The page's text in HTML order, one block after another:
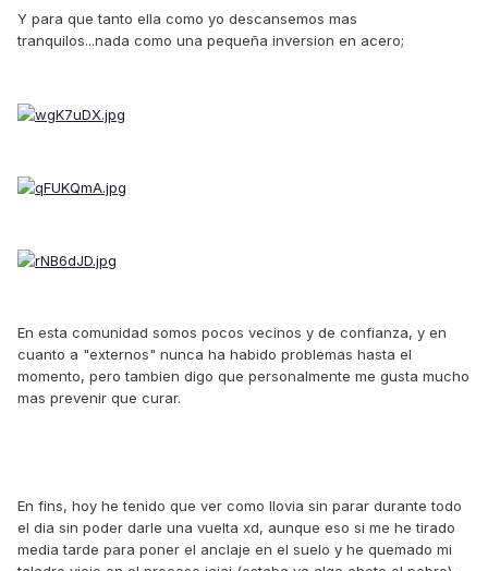
Y para que tanto ella como yo descansemos mas
tranquilos...nada como una pequeña inversion en acero;
En esta comunidad somos pocos vecinos y de confianza, y en
cuanto a "externos" nunca ha habido problemas hasta el
momento, pero tambien digo que personalmente me gusta mucho
mas prevenir que curar.
En fins, hoy he tenido que ver como llovia sin parar durante todo
el dia sin poder darle una vuelta xd, aunque eso si me he tirado
media tarde para poner el anclaje en el suelo y he quemado mi